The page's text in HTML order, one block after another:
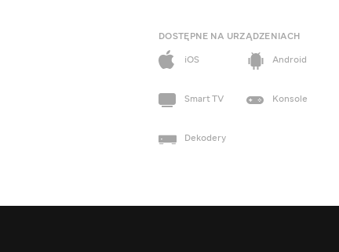
DOSTĘPNE NA URZĄDZENIACH
iOS
Android
Smart TV Konsole
Dekodery